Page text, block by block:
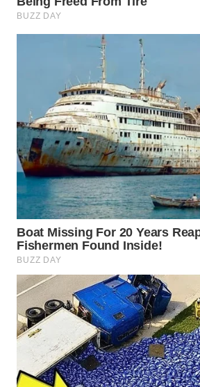
WN
LIKUPANG
WN
LABUANBAJO
WN
BORNEO
Wahana
Media
Group
WAHANA
NEWS
WAHANA
TANI
WAHANA